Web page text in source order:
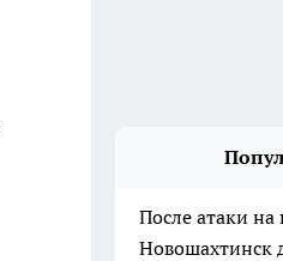
После атаки на
Новошахтинск